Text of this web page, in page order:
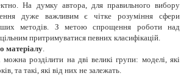
На думку автора, для правильного вибору
дуже важливим є чітке розуміння сфери
методів. З метою спрощення роботи над
притримуватися певних класифікацій.
матеріалу.
можна розділити на дві великі групи: моделі, які
та такі, які від них не залежать.